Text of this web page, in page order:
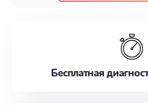
Бесплатная